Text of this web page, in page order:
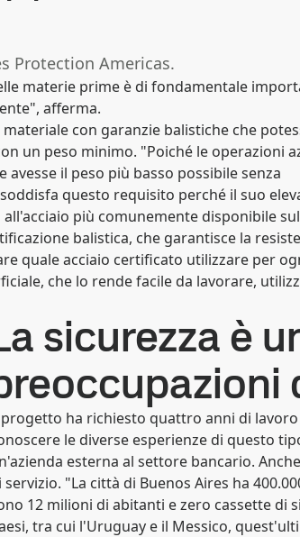
Protection Americas.
materie prime è di fondamentale
afferma.
con garanzie balistiche che
un peso minimo. "Poiché le operazioni
il peso più basso possibile senza
questo requisito perché il suo
più comunemente disponibile
balistica, che garantisce la
quale acciaio certificato utilizzare per
che lo rende facile da lavorare,
sicurezza è
ha richiesto quattro anni di
le diverse esperienze di questo
esterna al settore bancario.
servizio. "La città di Buenos Aires ha
12 milioni di abitanti e zero cassette di
tra cui l'Uruguay e il Messico,